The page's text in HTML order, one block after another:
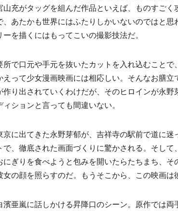
山充がタッグを組んだ作品といえば、ものすご
あたかも世界にはふたりしかいないのではと思
を描くにはもってこいの撮影技法だ。
で口元や手元を抜いたカットを入れ込むことで
って少女漫画映画には相応しい。そんなお膳立
作り出されていくわけだが、そのヒロインが永野
ションと言っても間違いない。
に出てきた永野芽郁が、吉祥寺の駅前で道に迷
で、徹底された画面づくりに驚かされる。そして
ぎりを食べようと包みを開いたらたちまち、そ
の顔を照らすのだ。もうそこから、この映画は
亜嵐に話しかける昇降口のシーン。原作では両